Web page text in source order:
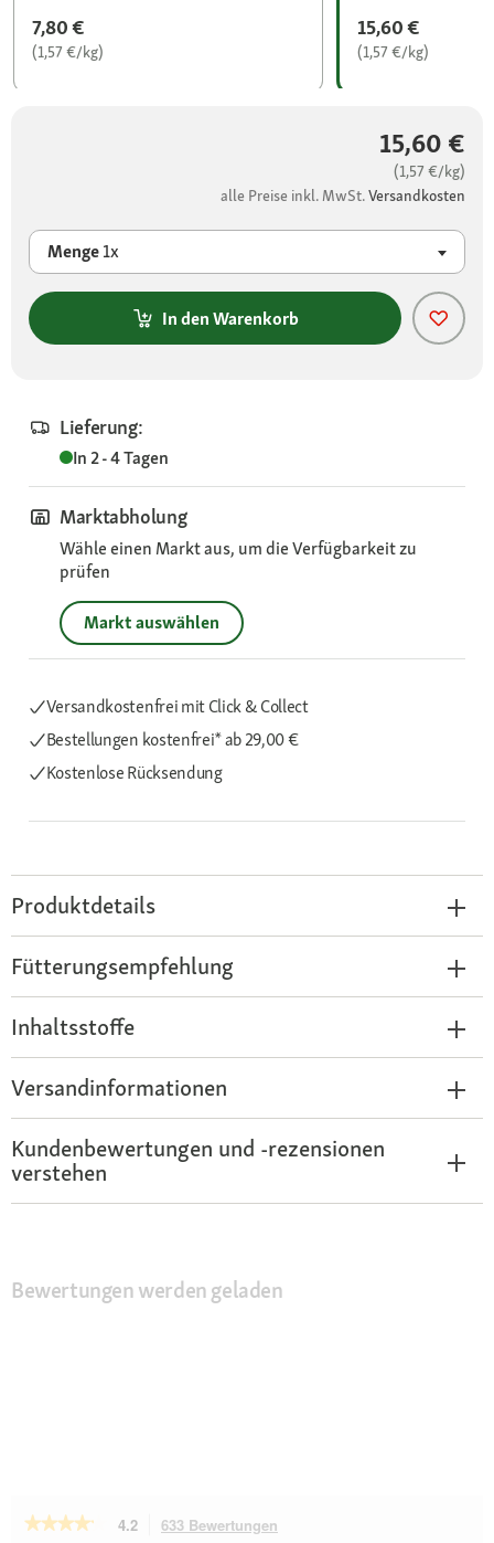
7,80 €
(1,57 €/kg)
15,60 €
(1,57 €/kg)
15,60 €
(1,57 €/kg)
alle Preise inkl. MwSt.Versandkosten
Menge1x
In den Warenkorb
Lieferung:
In 2 - 4 Tagen
Marktabholung
Wähle einen Markt aus, um die Verfügbarkeit zu
prüfen
Markt auswählen
Versandkostenfrei mit Click & Collect
Bestellungen kostenfrei*ab 29,00 €
Kostenlose Rücksendung
Produktdetails
Fütterungsempfehlung
Inhaltsstoffe
Versandinformationen
Kundenbewertungen und -rezensionen
verstehen
Bewertungen werden geladen
★★★★★
★★★★★ 4.2 633 Bewertungen